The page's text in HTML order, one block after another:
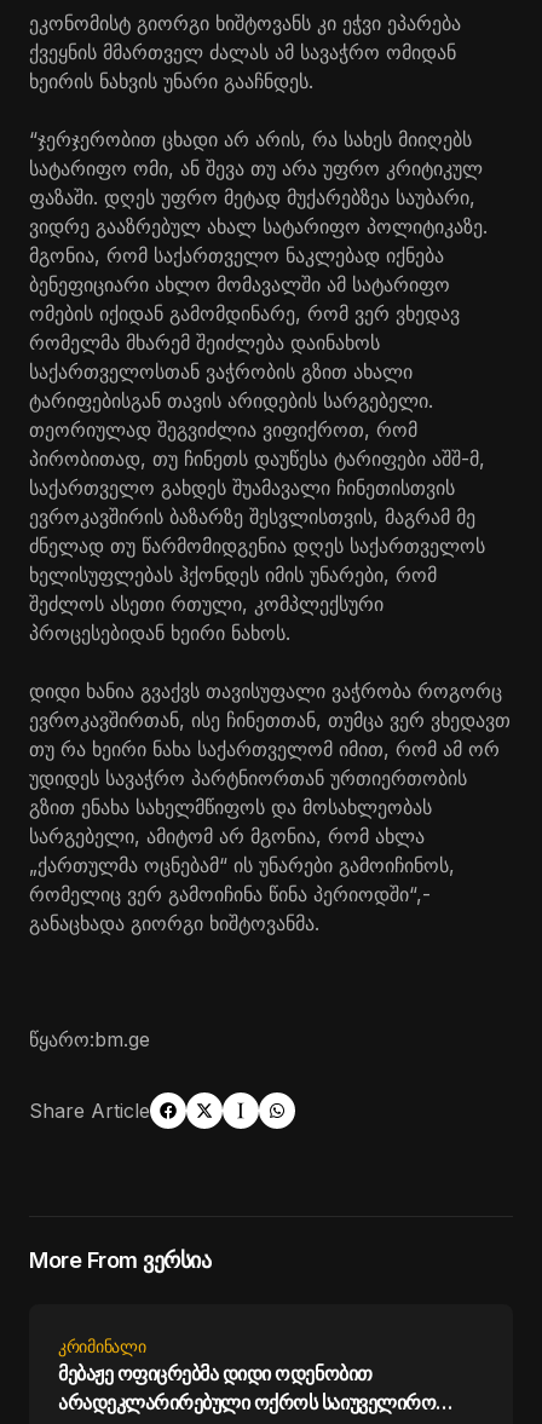
ეკონომისტ გიორგი ხიშტოვანს კი ეჭვი ეპარება
ქვეყნის მმართველ ძალას ამ სავაჭრო ომიდან
ხეირის ნახვის უნარი გააჩნდეს.
“ჯერჯერობით ცხადი არ არის, რა სახეს მიიღებს
სატარიფო ომი, ან შევა თუ არა უფრო კრიტიკულ
ფაზაში. დღეს უფრო მეტად მუქარებზეა საუბარი,
ვიდრე გააზრებულ ახალ სატარიფო პოლიტიკაზე.
მგონია, რომ საქართველო ნაკლებად იქნება
ბენეფიციარი ახლო მომავალში ამ სატარიფო
ომების იქიდან გამომდინარე, რომ ვერ ვხედავ
რომელმა მხარემ შეიძლება დაინახოს
საქართველოსთან ვაჭრობის გზით ახალი
ტარიფებისგან თავის არიდების სარგებელი.
თეორიულად შეგვიძლია ვიფიქროთ, რომ
პირობითად, თუ ჩინეთს დაუწესა ტარიფები აშშ-მ,
საქართველო გახდეს შუამავალი ჩინეთისთვის
ევროკავშირის ბაზარზე შესვლისთვის, მაგრამ მე
ძნელად თუ წარმომიდგენია დღეს საქართველოს
ხელისუფლებას ჰქონდეს იმის უნარები, რომ
შეძლოს ასეთი რთული, კომპლექსური
პროცესებიდან ხეირი ნახოს.
დიდი ხანია გვაქვს თავისუფალი ვაჭრობა როგორც
ევროკავშირთან, ისე ჩინეთთან, თუმცა ვერ ვხედავთ
თუ რა ხეირი ნახა საქართველომ იმით, რომ ამ ორ
უდიდეს სავაჭრო პარტნიორთან ურთიერთობის
გზით ენახა სახელმწიფოს და მოსახლეობას
სარგებელი, ამიტომ არ მგონია, რომ ახლა
„ქართულმა ოცნებამ“ ის უნარები გამოიჩინოს,
რომელიც ვერ გამოიჩინა წინა პერიოდში“,-
განაცხადა გიორგი ხიშტოვანმა.
წყარო:bm.ge
Share Article
More From ვერსია
ᲙᲠᲘᲛᲘᲜᲐᲚᲘ
მებაჟე ოფიცრებმა დიდი ოდენობით
არადეკლარირებული ოქროს საიუველირო